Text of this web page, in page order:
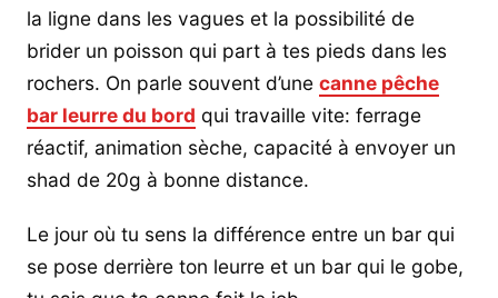
la ligne dans les vagues et la possibilité de
brider un poisson qui part à tes pieds dans les
rochers. On parle souvent d’une canne pêche
bar leurre du bord qui travaille vite: ferrage
réactif, animation sèche, capacité à envoyer un
shad de 20g à bonne distance.
Le jour où tu sens la différence entre un bar qui
se pose derrière ton leurre et un bar qui le gobe,